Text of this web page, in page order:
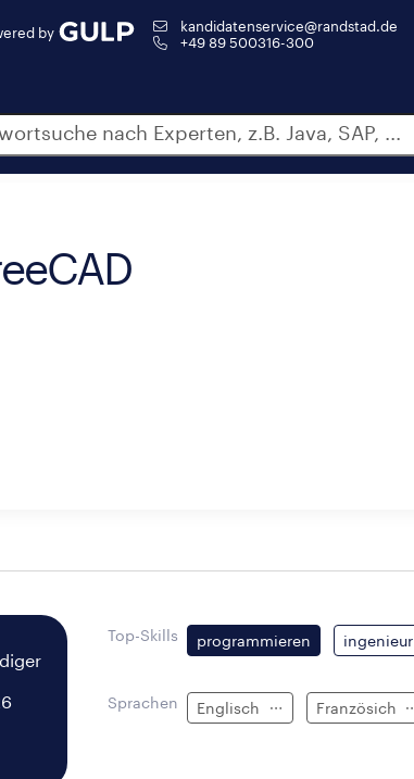
by
kandidatenservice@randstad.de
+49 89 500316-300
Top-Skills programmieren ingenieur
Sprachen Englisch Französich